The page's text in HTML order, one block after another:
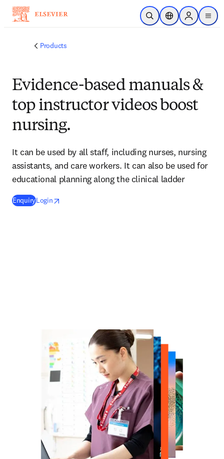
Skip to main content
Open SearchLocation Selector
Sign in to
menu
Products
Evidence-based manuals &
top instructor videos boost
nursing.
It can be used by all staff, including nurses, nursing
assistants, and care workers. It can also be used for
educational planning along the clinical ladder
Enquiry(opens in new tab/window
Loginopens in new tab/window
opens in new tab/window